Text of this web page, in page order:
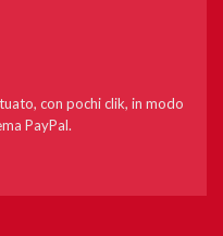
con pochi clik, in modo
PayPal.